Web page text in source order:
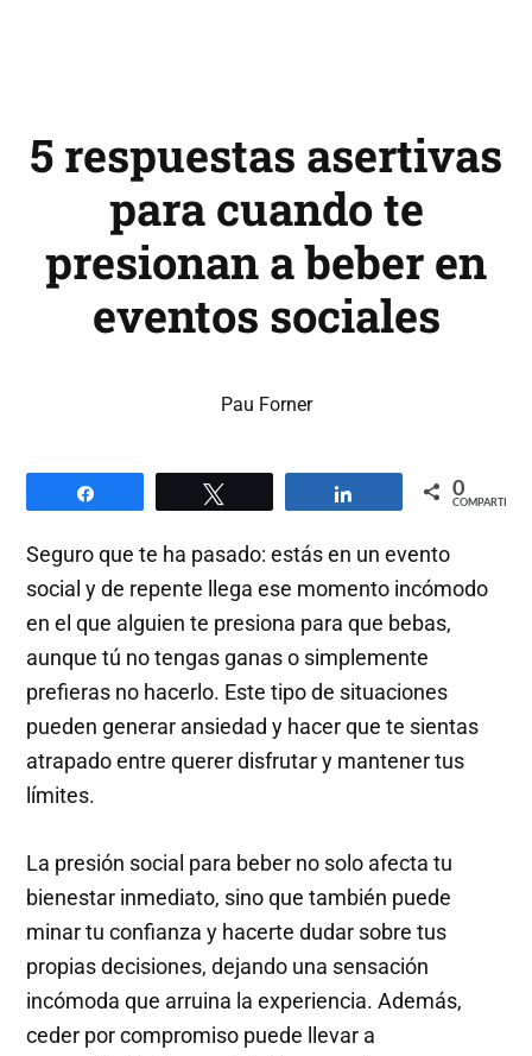
5 respuestas asertivas
para cuando te
presionan a beber en
eventos sociales
Pau Forner
Compartir 0
COMPARTIR
Seguro que te ha pasado: estás en un evento
social y de repente llega ese momento incómodo
en el que alguien te presiona para que bebas,
aunque tú no tengas ganas o simplemente
prefieras no hacerlo. Este tipo de situaciones
pueden generar ansiedad y hacer que te sientas
atrapado entre querer disfrutar y mantener tus
límites.
La presión social para beber no solo afecta tu
bienestar inmediato, sino que también puede
minar tu confianza y hacerte dudar sobre tus
propias decisiones, dejando una sensación
incómoda que arruina la experiencia. Además,
ceder por compromiso puede llevar a